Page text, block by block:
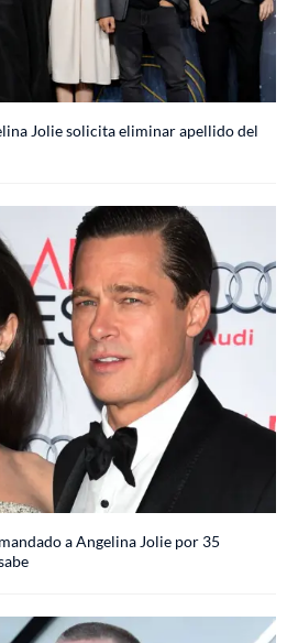
Jolie solicita eliminar apellido del
a Angelina Jolie por 35